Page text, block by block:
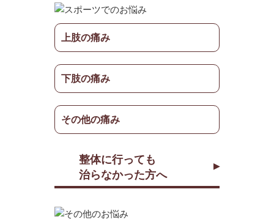
上肢の痛み
下肢の痛み
その他の痛み
整体に行っても
治らなかった方へ